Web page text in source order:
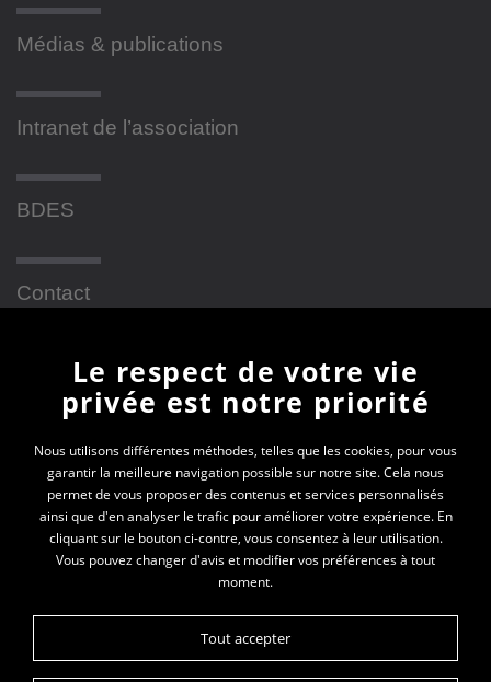
Médias & publications
Intranet de l’association
BDES
Contact
Newsletter
En vous inscrivant à la newsletter, vous recevrez
toutes les actualités des PEP 69
Votre e-mail*
Le respect de votre vie
privée est notre priorité
Nous utilisons différentes méthodes, telles que les cookies, pour vous
garantir la meilleure navigation possible sur notre site. Cela nous
permet de vous proposer des contenus et services personnalisés
ainsi que d'en analyser le trafic pour améliorer votre expérience. En
cliquant sur le bouton ci-contre, vous consentez à leur utilisation.
Vous pouvez changer d'avis et modifier vos préférences à tout
moment.
Tout accepter